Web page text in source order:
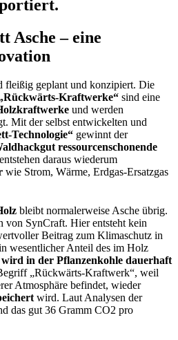
Asche – eine
fleißig geplantund konzipiert. Die
Kraftwerke“ sind eine
und werden
Mit derselbst entwickelten und
Technologie“ gewinntder
ressourcenschonende
entstehen daraus wiederum
wie Strom, Wärme, Erdgas-Ersatzgas
bleibt normalerweise Asche übrig.
von SynCraft. Hier entsteht kein
Beitrag zum Klimaschutz in
wesentlicher Anteil des im Holz
wird in der Pflanzenkohle dauerhaft
„Rückwärts-Kraftwerk“, weil
Atmosphäre befindet, wieder
wird. Laut Analysen der
das gut 36 Gramm CO2 pro